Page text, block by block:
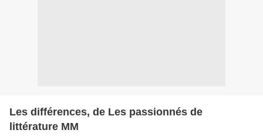
Les différences, de Les passionnés de
littérature MM